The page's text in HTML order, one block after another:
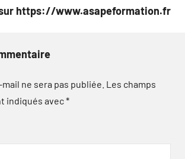
https://www.asapeformation.fr
ne sera pas publiée. Les champs
indiqués avec*